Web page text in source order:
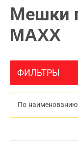
Мешки
MAXX
ФИЛЬТРЫ
По наименованию